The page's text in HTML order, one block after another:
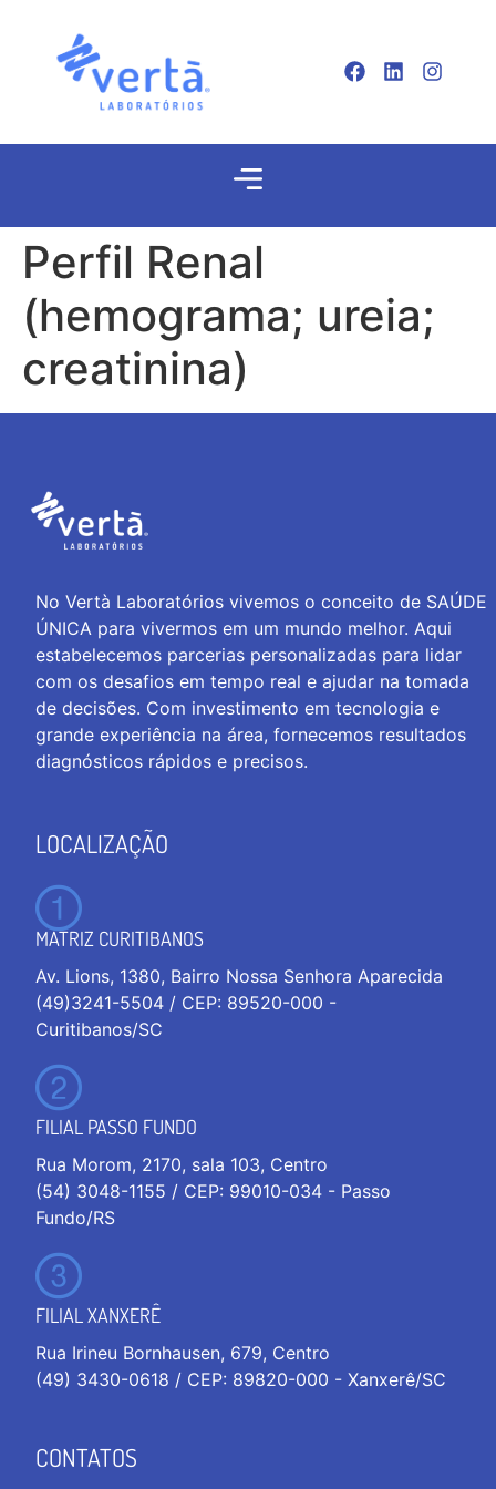
Perfil Renal
(hemograma; ureia;
creatinina)
No Vertà Laboratórios vivemos o conceito de SAÚDE
ÚNICA para vivermos em um mundo melhor. Aqui
estabelecemos parcerias personalizadas para lidar
com os desafios em tempo real e ajudar na tomada
de decisões. Com investimento em tecnologia e
grande experiência na área, fornecemos resultados
diagnósticos rápidos e precisos.
LOCALIZAÇÃO
MATRIZ CURITIBANOS
Av. Lions, 1380, Bairro Nossa Senhora Aparecida
(49)3241-5504 / CEP: 89520-000 -
Curitibanos/SC
FILIAL PASSO FUNDO
Rua Morom, 2170, sala 103, Centro
(54) 3048-1155 / CEP: 99010-034 - Passo
Fundo/RS
FILIAL XANXERÊ
Rua Irineu Bornhausen, 679, Centro
(49) 3430-0618 / CEP: 89820-000 - Xanxerê/SC
CONTATOS